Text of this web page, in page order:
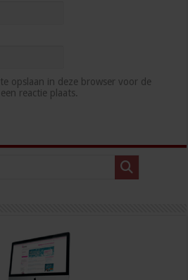
opslaan in deze browser voor de
reactie plaats.